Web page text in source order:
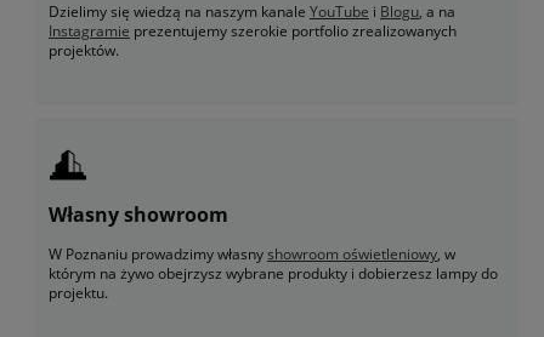
Dzielimy się wiedzą na naszym kanale YouTube i Blogu, a na
Instagramie prezentujemy szerokie portfolio zrealizowanych
projektów.
Własny showroom
W Poznaniu prowadzimy własnyshowroom oświetleniowy, w
którym na żywo obejrzysz wybrane produkty i dobierzesz lampy do
projektu.